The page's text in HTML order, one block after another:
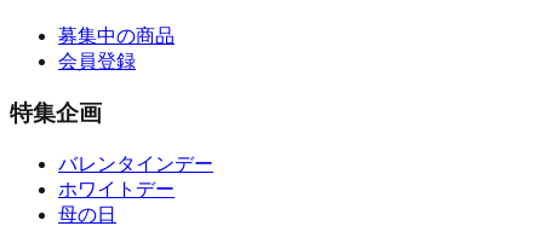
募集中の商品
会員登録
特集企画
バレンタインデー
ホワイトデー
母の日